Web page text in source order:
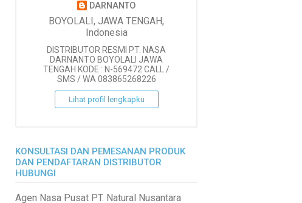
DARNANTO
BOYOLALI, JAWA TENGAH,
Indonesia
DISTRIBUTOR RESMI PT. NASA
DARNANTO BOYOLALI JAWA
TENGAH KODE : N-569472 CALL /
SMS / WA 083865268226
Lihat profil lengkapku
KONSULTASI DAN PEMESANAN PRODUK
DAN PENDAFTARAN DISTRIBUTOR
HUBUNGI
Agen Nasa Pusat PT. Natural Nusantara